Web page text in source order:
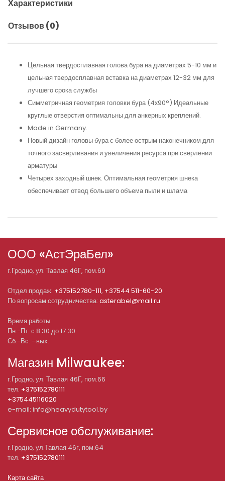
Характеристики
Отзывов (0)
Цельная твердосплавная голова бура на диаметрах 5-10 мм и
цельная твердосплавная вставка на диаметрах 12-32 мм для
лучшего срока службы
Симметричная геометрия головки бура (4x90°) Идеальные
круглые отверстия оптимальны для анкерных креплений.
Made in Germany.
Новый дизайн головы бура с более острым наконечником для
точного засверливания и увеличения ресурса при сверлении
арматуры
Четырех заходный шнек. Оптимальная геометрия шнека
обеспечивает отвод большего объема пыли и шлама
ООО «АстЭраБел»
г.Гродно, ул. Тавлая 46Г, пом.69
Отдел продаж: +375152780-111, +37544 511-60-20
По вопросам сотрудничества: asterabel@mail.ru
Время работы:
Пн.-Пт. с 8.30 до 17.30
Сб.-Вс. –вых.
Магазин Milwaukee:
г.Гродно, ул. Тавлая 46Г, пом.66
тел. +375152780111
+375445116020
e-mail: info@heavydutytool.by
Сервисное обслуживание:
г.Гродно, ул.Тавлая 46г, пом.64
тел. +375152780111
Карта сайта